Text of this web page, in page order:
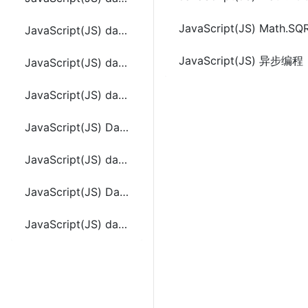
JavaScript(JS) date.toString ()
JavaScript(JS) date.toTimeString ()
JavaScript(JS) date.toUTCString()
JavaScript(JS) Date.parse(datestring)
JavaScript(JS) date.valueOf ()
JavaScript(JS) Date.year,month,day,[hours,[minutes,[seconds,[ms]]])
JavaScript(JS) date.toLocaleString()
JavaScript(JS)
JavaScript(JS) 异步编程